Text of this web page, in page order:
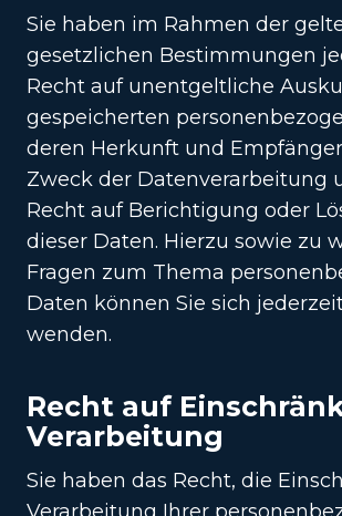
Sie haben im Rahmen der
gesetzlichen Bestimmungen
Recht auf unentgeltliche
gespeicherten
deren Herkunft und
Zweck der Datenverarbeitung
Recht auf Berichtigung oder
dieser Daten. Hierzu sowie zu
Fragen zum Thema
Daten können Sie sich
wenden.
Recht auf
Verarbeitung
Sie haben das Recht, die